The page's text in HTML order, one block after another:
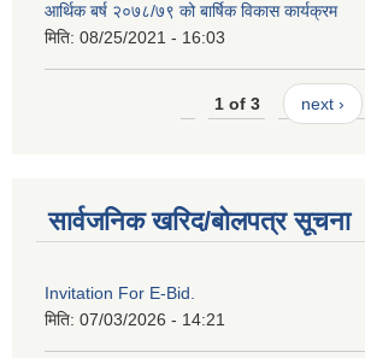
आर्थिक बर्ष २०७८/७९ को बार्षिक विकास कार्यक्रम
मिति: 08/25/2021 - 16:03
1 of 3 next ›
सार्वजनिक खरिद/बोलपत्र सूचना
Invitation For E-Bid.
मिति: 07/03/2026 - 14:21